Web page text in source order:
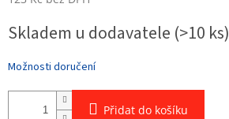
cena:
Skladem u dodavatele (>10 ks)
Možnosti doručení
Přidat do košíku